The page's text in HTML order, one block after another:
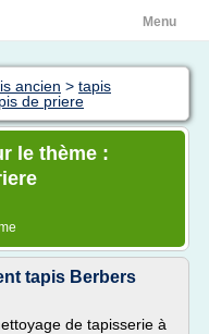
Menu
ancien > tapis
de priere
le thème :
tapis Berbers
de tapisserie à